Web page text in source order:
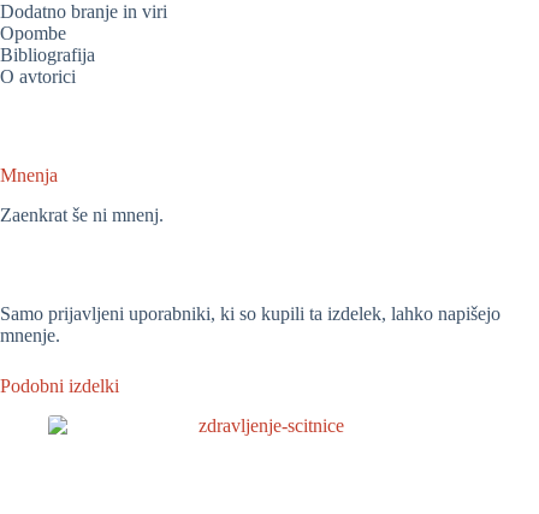
Dodatno branje in viri
Opombe
Bibliografija
O avtorici
Mnenja
Zaenkrat še ni mnenj.
Samo prijavljeni uporabniki, ki so kupili ta izdelek, lahko napišejo
mnenje.
Podobni izdelki